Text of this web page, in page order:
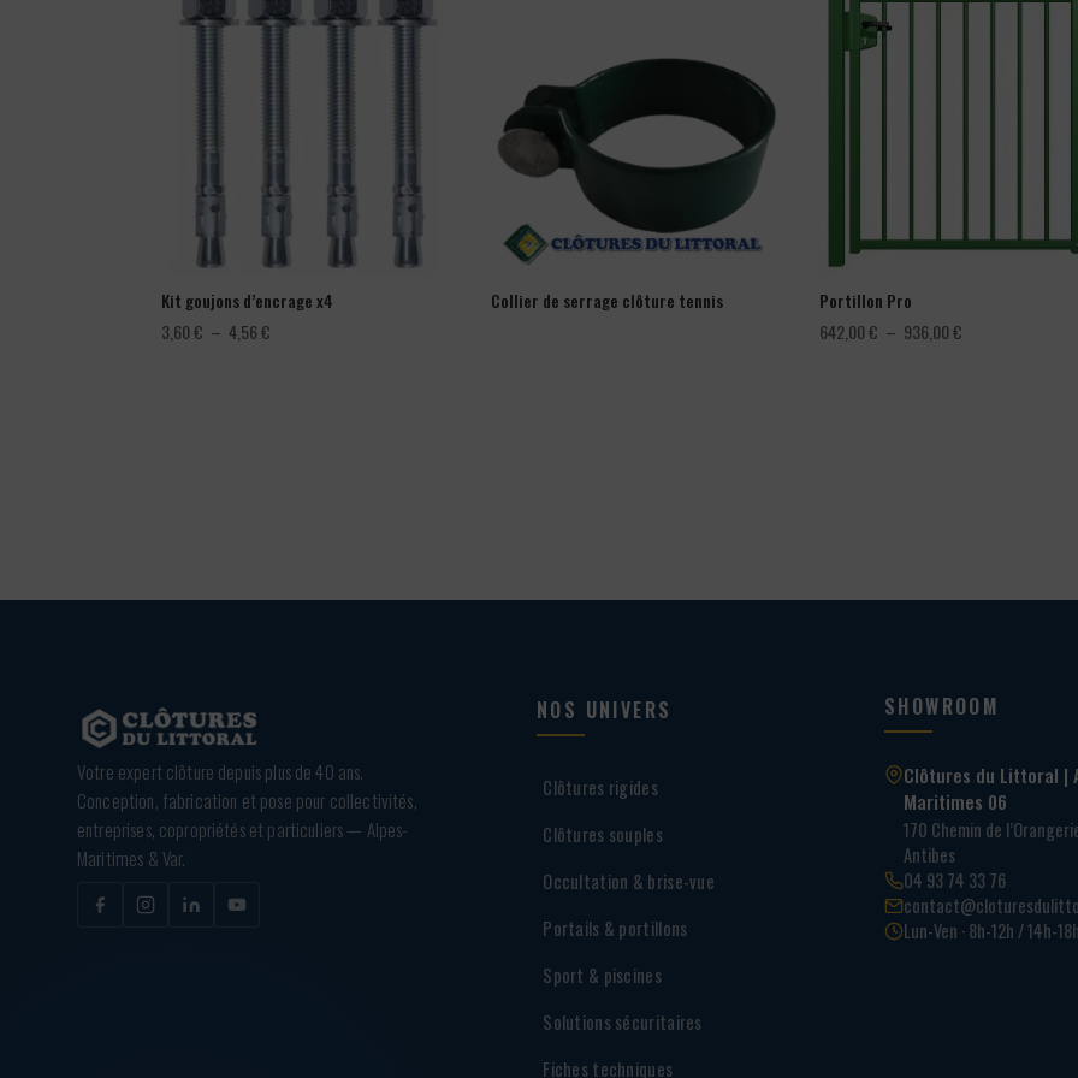
Kit goujons d’encrage x4
3,60€ – 4,56€
Collier de serrage clôture tennis
Portillon Pro
642,00€ – 936,00€
Votre expert clôture depuis plus de 40 ans.
Conception, fabrication et pose pour collectivités,
entreprises, copropriétés et particuliers — Alpes-
Maritimes & Var.
NOS UNIVERS
Clôtures rigides
Clôtures souples
Occultation & brise-vue
Portails & portillons
Sport & piscines
Solutions sécuritaires
Fiches techniques
SHOWROOM
Clôtures du Littoral |
Maritimes 06
170 Chemin de
Antibes
04 93 74 33 76
Lun-Ven · 8h-12h / 14h-